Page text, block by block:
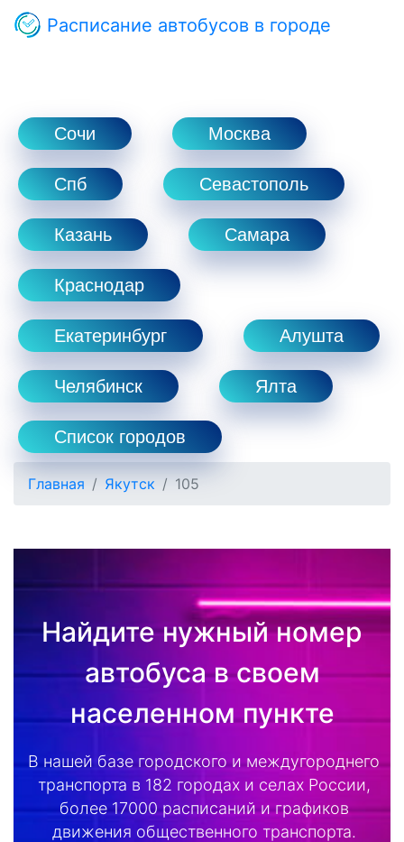
Расписание автобусов в городе
Сочи Москва
Спб Севастополь
Казань Самара
Краснодар
Екатеринбург Алушта
Челябинск Ялта
Список городов
Главная Якутск 105
Найдите нужный номер
автобуса в своем
населенном пункте
В нашей базе городского и междугороднего
транспорта в 182 городах и селах России,
более 17000 расписаний и графиков
движения общественного транспорта.